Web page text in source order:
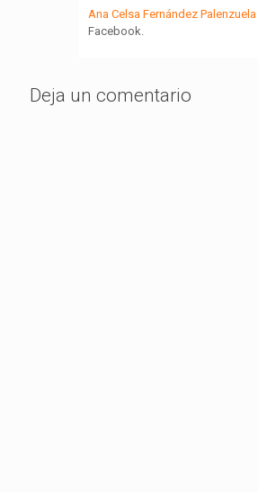
Ana Celsa Fernández Palenzuela
Facebook.
Deja un comentario